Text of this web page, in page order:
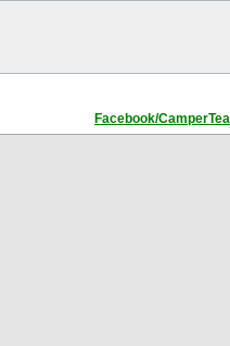
Facebook/CamperTeam